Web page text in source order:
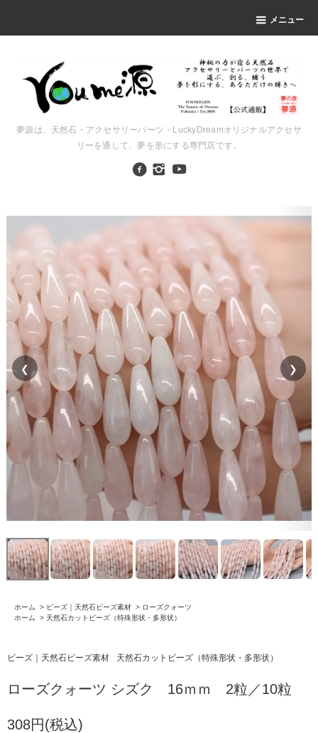
メニュー
夢源は、天然石・アクセサリーパーツ・LuckyDreamオリジナルアクセサ
リーを通して、夢を形にする専門店です。
❮ ❯
ホーム > ビーズ｜天然石ビーズ素材 > ローズクォーツ
ホーム
> 天然石カットビーズ（特殊形状・多形状）
ビーズ｜天然石ビーズ素材 天然石カットビーズ（特殊形状・多形状）
ローズクォーツ シズク 16ｍｍ 2粒／10粒
308円(税込)